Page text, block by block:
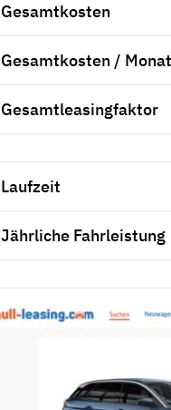
Gesamtkosten
Gesamtkosten / Monat
Gesamtleasingfaktor
Laufzeit
Jährliche Fahrleistung